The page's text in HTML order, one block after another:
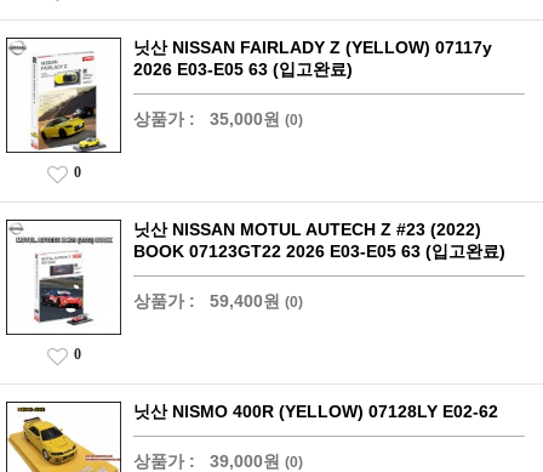
닛산 NISSAN FAIRLADY Z (YELLOW) 07117y
2026 E03-E05 63 (입고완료)
상품가 : 35,000원 (0)
0
닛산 NISSAN MOTUL AUTECH Z #23 (2022)
BOOK 07123GT22 2026 E03-E05 63 (입고완료)
상품가 : 59,400원 (0)
0
닛산 NISMO 400R (YELLOW) 07128LY E02-62
상품가 : 39,000원 (0)